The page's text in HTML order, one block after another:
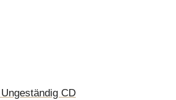
Ungeständig CD